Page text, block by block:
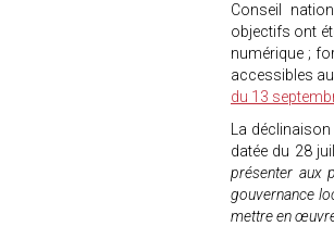
Conseil
objectifs ont
numérique ;
accessibles
du 13
La
datée du 28
présenter aux
gouvernance
mettre en